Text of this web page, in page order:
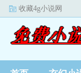
收藏4g小说网